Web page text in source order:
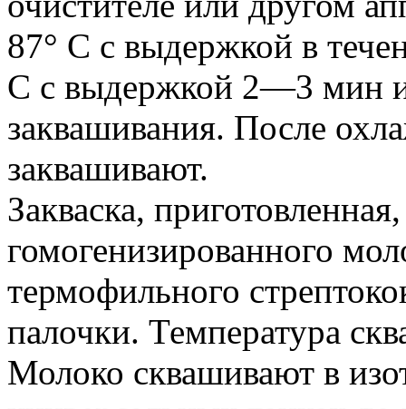
87° С с выдержкой в
С с выдержкой 2—3 мин
заквашивания. После
заквашивают.
Закваска,
гомогенизированного
термофильного
палочки. Температура
Молоко сквашивают в